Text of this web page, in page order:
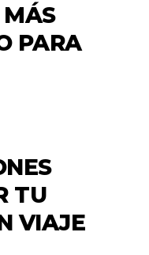
MÁS
PARA
TU
VIAJE